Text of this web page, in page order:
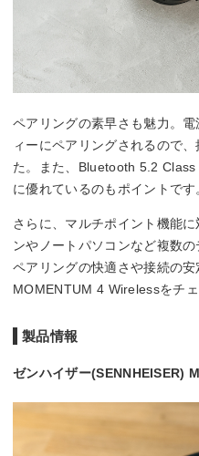
ペアリングの素早さも魅力。
ィーにペアリングされるので
た。また、Bluetooth 5.2
に優れているのもポイントです
さらに、マルチポイント機能
ンやノートパソコンなど複数
ペアリングの快適さや接続の
MOMENTUM 4 Wirelessをチ
製品情報
ゼンハイザー(SENNHEISER)